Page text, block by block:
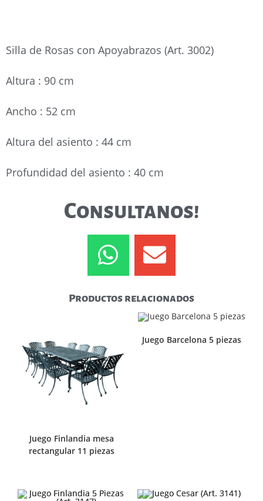
Silla de Rosas con Apoyabrazos (Art. 3002)
Altura : 90 cm
Ancho : 52 cm
Altura del asiento : 44 cm
Profundidad del asiento : 40 cm
Consultanos!
Productos relacionados
Juego Finlandia mesa
rectangular 11 piezas
Juego Barcelona 5 piezas